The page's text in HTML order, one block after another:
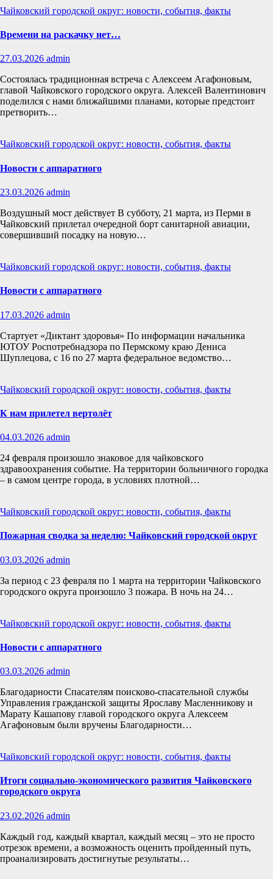
Чайковский городской округ: новости, события, факты
Времени на раскачку нет…
27.03.2026 admin
Состоялась традиционная встреча с Алексеем Агафоновым,
главой Чайковского городского округа. Алексей Валентинович
поделился с нами ближайшими планами, которые предстоит
претворить…
Чайковский городской округ: новости, события, факты
Новости с аппаратного
23.03.2026 admin
Воздушный мост действует В субботу, 21 марта, из Перми в
Чайковский прилетал очередной борт санитарной авиации,
совершивший посадку на новую…
Чайковский городской округ: новости, события, факты
Новости с аппаратного
17.03.2026 admin
Стартует «Диктант здоровья» По информации начальника
ЮТОУ Роспотребнадзора по Пермскому краю Дениса
Шуплецова, с 16 по 27 марта федеральное ведомство…
Чайковский городской округ: новости, события, факты
К нам прилетел вертолёт
04.03.2026 admin
24 февраля произошло знаковое для чайковского
здравоохранения событие. На территории больничного городка
– в самом центре города, в условиях плотной…
Чайковский городской округ: новости, события, факты
Пожарная сводка за неделю: Чайковский городской округ
03.03.2026 admin
За период с 23 февраля по 1 марта на территории Чайковского
городского округа произошло 3 пожара. В ночь на 24…
Чайковский городской округ: новости, события, факты
Новости с аппаратного
03.03.2026 admin
Благодарности Спасателям поисково-спасательной службы
Управления гражданской защиты Ярославу Масленникову и
Марату Кашапову главой городского округа Алексеем
Агафоновым были вручены Благодарности…
Чайковский городской округ: новости, события, факты
Итоги социально-экономического развития Чайковского
городского округа
23.02.2026 admin
Каждый год, каждый квартал, каждый месяц – это не просто
отрезок времени, а возможность оценить пройденный путь,
проанализировать достигнутые результаты…